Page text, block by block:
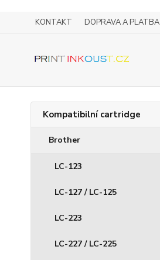
KONTAKT DOPRAVA A PLATBA
Kompatibilní cartridge
Brother
LC-123
LC-127 / LC-125
LC-223
LC-227 / LC-225